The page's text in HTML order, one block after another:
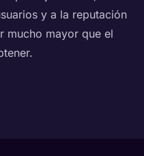
y a la reputación
mucho mayor que el